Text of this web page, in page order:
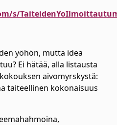
s/
yöhön, mutta idea
Ei hätää, alla listausta
aivomyrskystä:
taiteellinen kokonaisuus